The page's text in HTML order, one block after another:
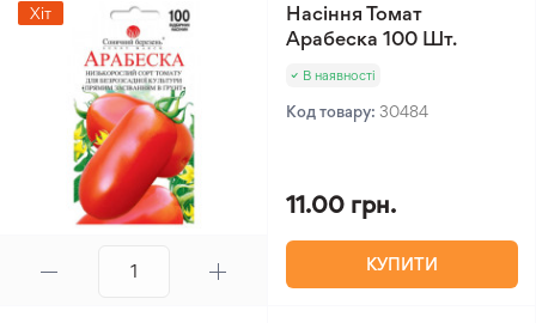
Хіт
Насіння Томат
Арабеска 100 Шт.
В наявності
Код товару: 30484
11.00 грн.
КУПИТИ